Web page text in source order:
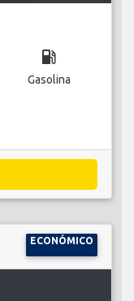
local_gas_station
Gasolina
ECONÓMICO